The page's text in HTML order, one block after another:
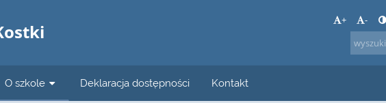
+ -
O szkole Deklaracja dostępności Kontakt